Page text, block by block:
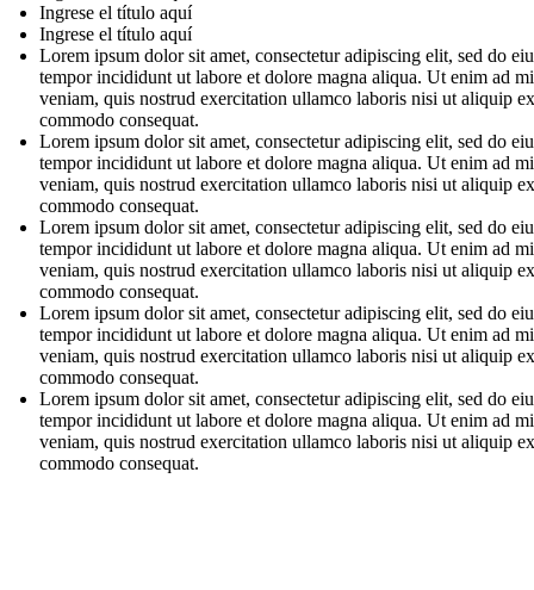
Ingrese el título aquí
Ingrese el título aquí
Lorem ipsum dolor sit amet, consectetur adipiscing elit, sed do
tempor incididunt ut labore et dolore magna aliqua. Ut enim ad
veniam, quis nostrud exercitation ullamco laboris nisi ut aliquip
commodo consequat.
Lorem ipsum dolor sit amet, consectetur adipiscing elit, sed do
tempor incididunt ut labore et dolore magna aliqua. Ut enim ad
veniam, quis nostrud exercitation ullamco laboris nisi ut aliquip
commodo consequat.
Lorem ipsum dolor sit amet, consectetur adipiscing elit, sed do
tempor incididunt ut labore et dolore magna aliqua. Ut enim ad
veniam, quis nostrud exercitation ullamco laboris nisi ut aliquip
commodo consequat.
Lorem ipsum dolor sit amet, consectetur adipiscing elit, sed do
tempor incididunt ut labore et dolore magna aliqua. Ut enim ad
veniam, quis nostrud exercitation ullamco laboris nisi ut aliquip
commodo consequat.
Lorem ipsum dolor sit amet, consectetur adipiscing elit, sed do
tempor incididunt ut labore et dolore magna aliqua. Ut enim ad
veniam, quis nostrud exercitation ullamco laboris nisi ut aliquip
commodo consequat.